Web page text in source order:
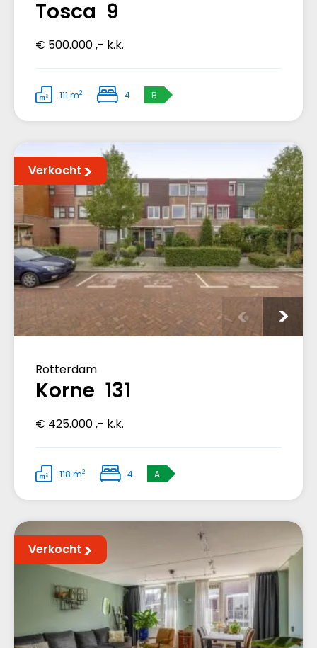
Tosca 9
€ 500.000 ,- k.k.
111 m2 4 B
Verkocht
Rotterdam
Korne 131
€ 425.000 ,- k.k.
118 m2 4 A
Verkocht